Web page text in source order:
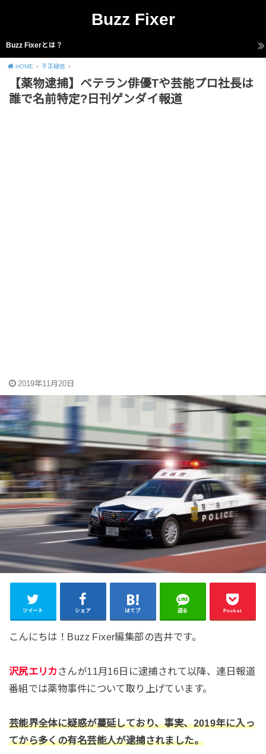
Buzz Fixer
Buzz Fixerとは？
HOME 不正疑惑
【薬物逮捕】ベテラン俳優Tや芸能プロ社長は
誰で名前特定?日刊ゲンダイ報道
2019年11月20日
ツイート シェア はてブ 送る Pocket
こんにちは！Buzz Fixer編集部の吉井です。
沢尻エリカ さんが11月16日に逮捕されて以降、連日報道
番組では薬物事件について取り上げています。
芸能界全体に疑惑が蔓延しており、事実、2019年に入っ
てから多くの有名芸能人が逮捕されました。